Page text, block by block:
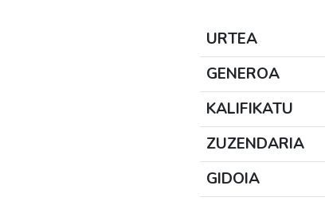
URTEA
GENEROA
KALIFIKATU
ZUZENDARIA
GIDOIA